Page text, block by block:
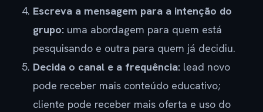
Escreva a mensagem para a intenção do
grupo: uma abordagem para quem está
pesquisando e outra para quem já decidiu.
Decida o canal e a frequência: lead novo
pode receber mais conteúdo educativo;
cliente pode receber mais oferta e uso do